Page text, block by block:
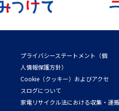
プライバシーステートメント（個
人情報保護方針）
Cookie（クッキー）およびアクセ
スログについて
家電リサイクル法における収集・運